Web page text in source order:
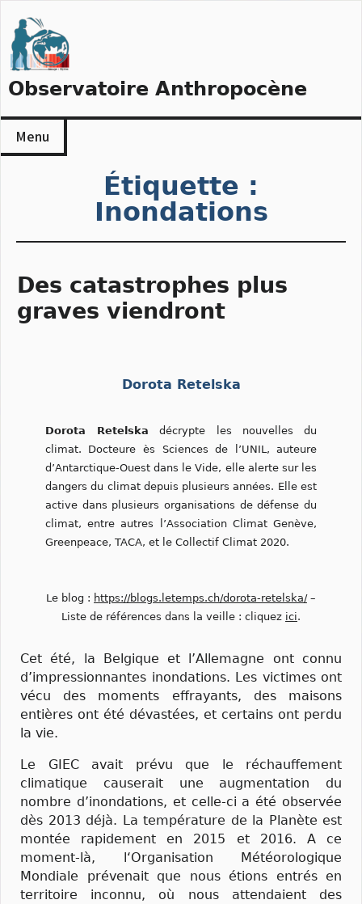
to
content
Observatoire Anthropocène
Menu
Étiquette :
Inondations
Des catastrophes plus
graves viendront
Dorota Retelska
Dorota Retelska décrypte les nouvelles du
climat. Docteure ès Sciences de l’UNIL, auteure
d’Antarctique-Ouest dans le Vide, elle alerte sur les
dangers du climat depuis plusieurs années. Elle est
active dans plusieurs organisations de défense du
climat, entre autres l’Association Climat Genève,
Greenpeace, TACA, et le Collectif Climat 2020.
Le blog : https://blogs.letemps.ch/dorota-retelska/–
Liste de références dans la veille : cliquez ici.
Cet été, la Belgique et l’Allemagne ont connu
d’impressionnantes inondations. Les victimes ont
vécu des moments effrayants, des maisons
entières ont été dévastées, et certains ont perdu
la vie.
Le GIEC avait prévu que le réchauffement
climatique causerait une augmentation du
nombre d’inondations, et celle-ci a été observée
dès 2013 déjà. La température de la Planète est
montée rapidement en 2015 et 2016. A ce
moment-là, l‘Organisation Météorologique
Mondiale prévenait que nous étions entrés en
territoire inconnu, où nous attendaient des